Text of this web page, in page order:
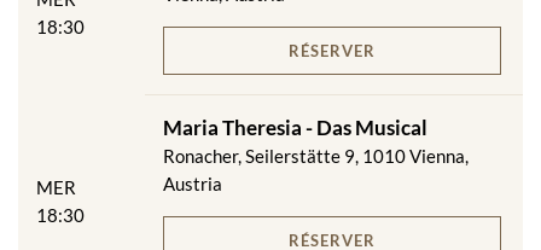
18:30
RÉSERVER
MER
18:30
Maria Theresia - Das Musical
Ronacher, Seilerstätte 9, 1010 Vienna,
Austria
RÉSERVER